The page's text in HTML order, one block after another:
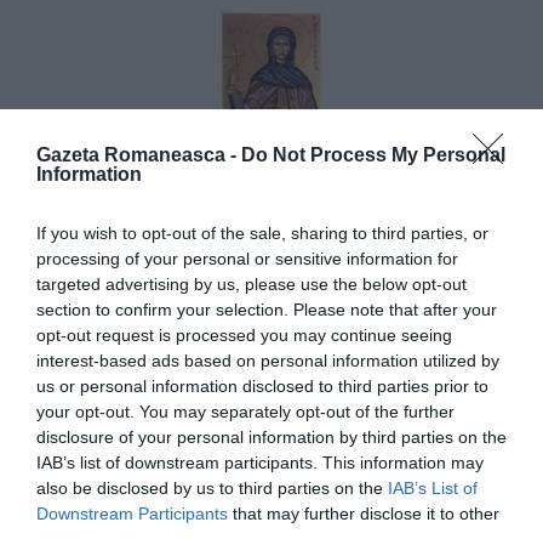
Gazeta Romaneasca - Do Not Process My Personal
Information
If you wish to opt-out of the sale, sharing to third parties, or
processing of your personal or sensitive information for
targeted advertising by us, please use the below opt-out
section to confirm your selection. Please note that after your
opt-out request is processed you may continue seeing
interest-based ads based on personal information utilized by
us or personal information disclosed to third parties prior to
your opt-out. You may separately opt-out of the further
disclosure of your personal information by third parties on the
IAB’s list of downstream participants. This information may
also be disclosed by us to third parties on the IAB’s List of
Downstream Participants that may further disclose it to other